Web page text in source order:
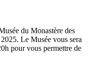
du Monastère des
Le Musée vous sera
pour vous permettre de